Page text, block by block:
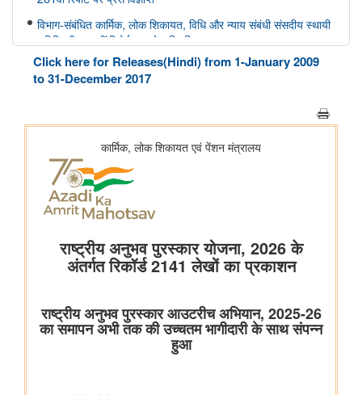
विभाग-संबंधित कार्मिक, लोक शिकायत, विधि और न्याय संबंधी संसदीय स्थायी
समिति की 166वीं रिपोर्ट पर प्रेस विज्ञप्ति
विभाग-संबंधित कार्मिक, लोक शिकायत, विधि और न्याय संबंधी संसदीय स्थायी
समिति की 165वीं रिपोर्ट पर प्रेस विज्ञप्ति
विभाग-संबंधित विज्ञान तथा प्रौद्योगिकी, पर्यावरण, वन और जलवायु परिवर्तन
संबंधी संसदीय स्थायी समिति की 412वीं रिपोर्ट पर प्रेस विज्ञप्ति
विभाग-संबंधित विज्ञान तथा प्रौद्योगिकी, पर्यावरण, वन और जलवायु परिवर्तन
संबंधी संसदीय स्थायी समिति की 413-415वीं रिपोर्ट पर प्रेस विज्ञप्ति
स्वास्थ्य और परिवार कल्याण संबंधी संसदीय स्थायी समिति की 175वीं, 176
वीं, 177 वीं रिपोर्ट पर प्रेस विज्ञप्ति
प्रेस विज्ञप्ति
राज्यसभा के सभापति द्वारा ऐतिहासिक भारत छोड़ो आंदोलन की 84वीं वर्षगांठ
आयुष
Click here for Releases(Hindi) from 1-January 2009
to 31-December 2017